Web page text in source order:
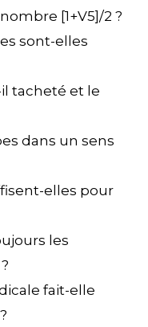
[1+V5]/2 ?
sont-elles
tacheté et le
dans un sens
elles pour
les
fait-elle